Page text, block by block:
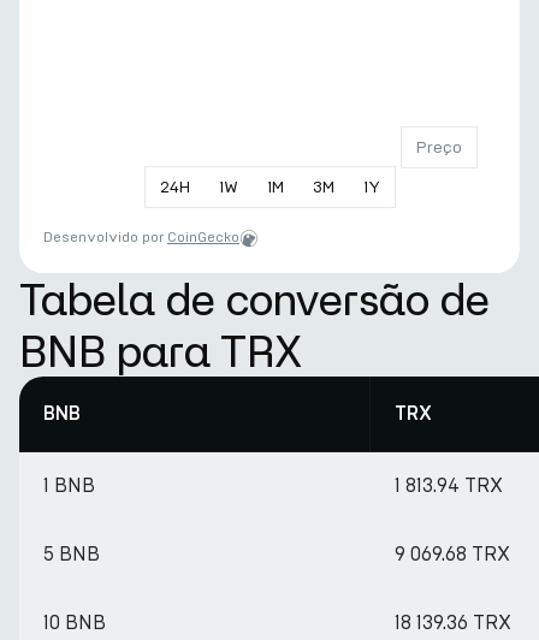
24H 1W 1M 3M 1Y
Preço
Desenvolvido por CoinGecko
Tabela de conversão de
BNB para TRX
BNB TRX
1 BNB 1 813.94 TRX
5 BNB 9 069.68 TRX
10 BNB 18 139.36 TRX